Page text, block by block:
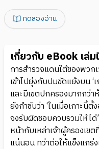
ทดลองอ่าน
เกี่ยวกับ eBook เล่
การสำรวจแดนใต้ของพวก
เข้าไปยุ่งกับปมขัดแย้งบน ‘
และมีเขตปกครองมากกว่า
ยังกำชับว่า ‘ในเมื่อเกาะนี้
จงรับผิดชอบควบรวมให้ได้
หน้ากับเหล่าเจ้าผู้ครองเ
แน่นอน ทว่าต่อให้แข็งแกร่